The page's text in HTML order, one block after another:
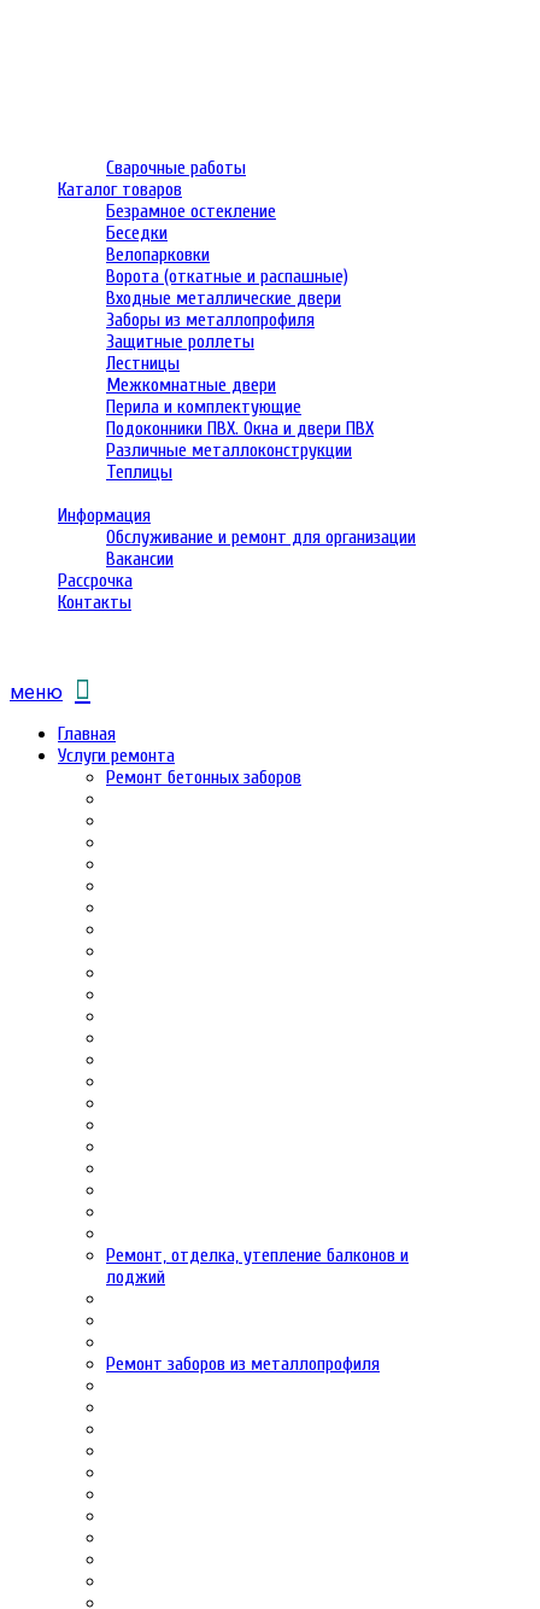
Сварочные работы
Каталог товаров
Безрамное остекление
Беседки
Велопарковки
Ворота (откатные и распашные)
Входные металлические двери
Заборы из металлопрофиля
Защитные роллеты
Лестницы
Межкомнатные двери
Перила и комплектующие
Подоконники ПВХ. Окна и двери ПВХ
Различные металлоконструкции
Теплицы
Информация
Обслуживание и ремонт для организации
Вакансии
Рассрочка
Контакты
меню
Главная
Услуги ремонта
Ремонт бетонных заборов
Ремонт, отделка, утепление балконов и
лоджий
Ремонт заборов из металлопрофиля